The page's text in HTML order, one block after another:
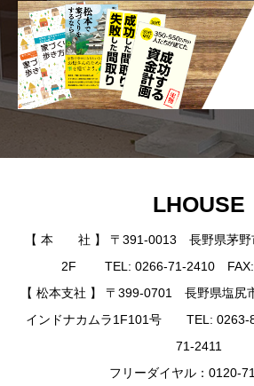
LHOUSE
【 本 社 】 〒391-0013 長野県茅野
2F TEL: 0266-71-2410 FAX:
【 松本支社 】 〒399-0701 長野県塩尻
インドナカムラ1F101号 TEL: 0263-
71-2411
フリーダイヤル：0120-